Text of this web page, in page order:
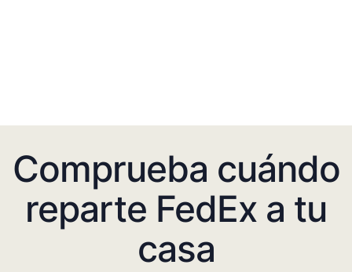
Comprueba cuándo
reparte FedEx a tu
casa